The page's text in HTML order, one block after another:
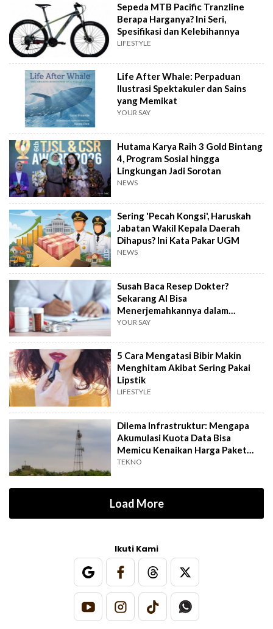
Sepeda MTB Pacific Tranzline
Berapa Harganya? Ini Seri,
Spesifikasi dan Kelebihannya
LIFESTYLE
Life After Whale: Perpaduan
Ilustrasi Spektakuler dan Sains
yang Memikat
YOUR SAY
Hutama Karya Raih 3 Gold Bintang
4, Program Sosial hingga
Lingkungan Jadi Sorotan
NEWS
Sering 'Pecah Kongsi', Haruskah
Jabatan Wakil Kepala Daerah
Dihapus? Ini Kata Pakar UGM
NEWS
Susah Baca Resep Dokter?
Sekarang AI Bisa
Menerjemahkannya dalam
Hitungkan Detik!
YOUR SAY
5 Cara Mengatasi Bibir Makin
Menghitam Akibat Sering Pakai
Lipstik
LIFESTYLE
Dilema Infrastruktur: Mengapa
Akumulasi Kuota Data Bisa
Memicu Kenaikan Harga Paket
Internet?
TEKNO
Load More
Ikuti Kami